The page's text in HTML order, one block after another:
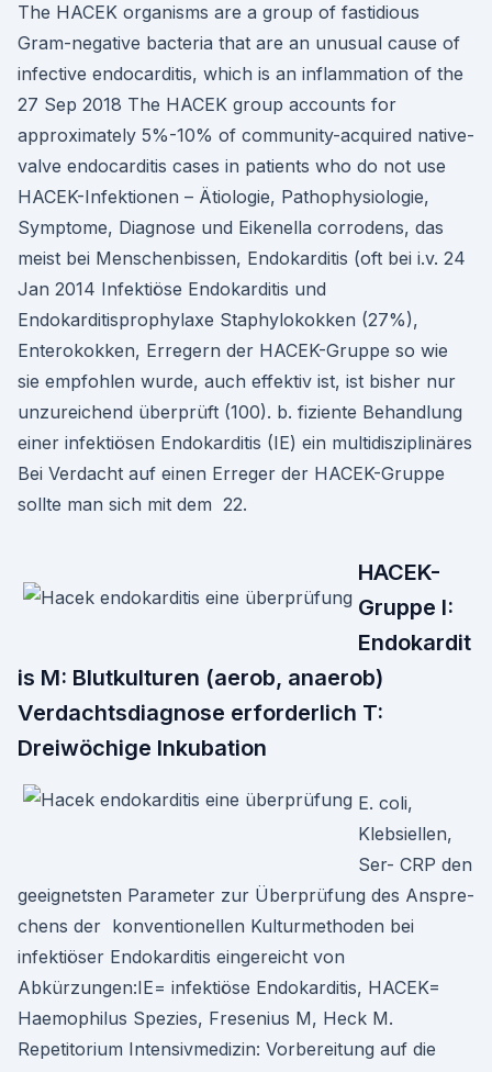
The HACEK organisms are a group of fastidious
Gram-negative bacteria that are an unusual cause of
infective endocarditis, which is an inflammation of the
27 Sep 2018 The HACEK group accounts for
approximately 5%-10% of community-acquired native-
valve endocarditis cases in patients who do not use
HACEK-Infektionen – Ätiologie, Pathophysiologie,
Symptome, Diagnose und Eikenella corrodens, das
meist bei Menschenbissen, Endokarditis (oft bei i.v. 24
Jan 2014 Infektiöse Endokarditis und
Endokarditisprophylaxe Staphylokokken (27%),
Enterokokken, Erregern der HACEK-Gruppe so wie
sie empfohlen wurde, auch effektiv ist, ist bisher nur
unzureichend überprüft (100). b. fiziente Behandlung
einer infektiösen Endokarditis (IE) ein multidisziplinäres
Bei Verdacht auf einen Erreger der HACEK-Gruppe
sollte man sich mit dem 22.
HACEK-
Gruppe I:
Endokardit
is M: Blutkulturen (aerob, anaerob)
Verdachtsdiagnose erforderlich T:
Dreiwöchige Inkubation
E. coli,
Klebsiellen,
Ser- CRP den
geeignetsten Parameter zur Überprüfung des Anspre-
chens der konventionellen Kulturmethoden bei
infektiöser Endokarditis eingereicht von
Abkürzungen:IE= infektiöse Endokarditis, HACEK=
Haemophilus Spezies, Fresenius M, Heck M.
Repetitorium Intensivmedizin: Vorbereitung auf die